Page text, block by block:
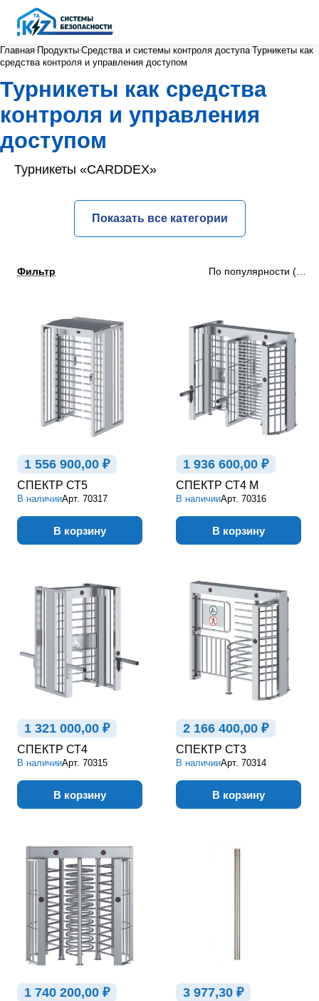
Главная Продукты Средства и системы контроля доступа Турникеты как
средства контроля и управления доступом
Турникеты как средства
контроля и управления
доступом
Турникеты «CARDDEX»
Показать все категории
Фильтр По популярности
1 556 900,00 ₽
СПЕКТР СТ5
В наличииАрт. 70317
В корзину
1 936 600,00 ₽
СПЕКТР СТ4 М
В наличииАрт. 70316
В корзину
1 321 000,00 ₽
СПЕКТР СТ4
В наличииАрт. 70315
В корзину
2 166 400,00 ₽
СПЕКТР СТ3
В наличииАрт. 70314
В корзину
1 740 200,00 ₽ 3 977,30 ₽